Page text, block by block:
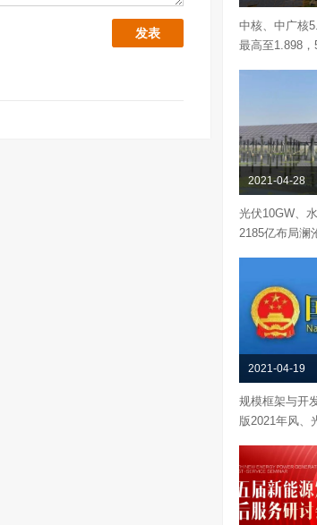
中核、中广核
最高至1.898
2021-04-28
光伏10GW、
2185亿布局澜
2021-04-19
规模框架与开
版2021年风、